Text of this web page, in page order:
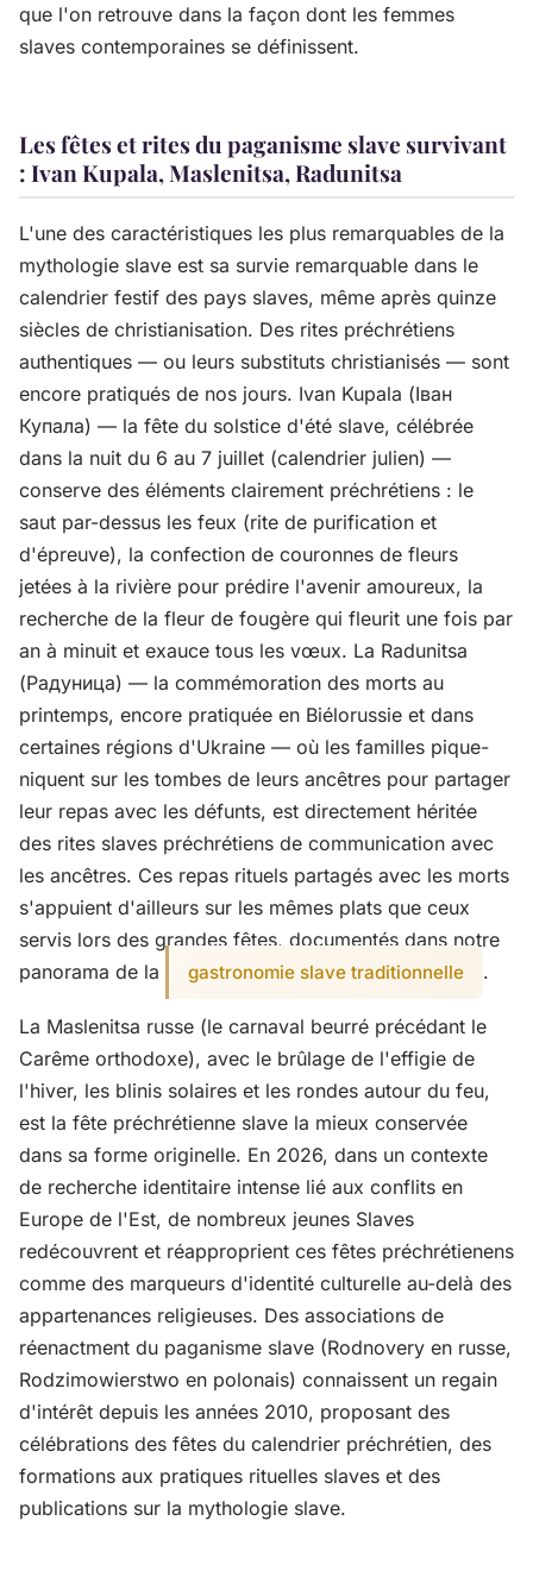
que l'on retrouve dans la façon dont les femmes
slaves contemporaines se définissent.
Les fêtes et rites du paganisme slave survivant
: Ivan Kupala, Maslenitsa, Radunitsa
L'une des caractéristiques les plus remarquables de la
mythologie slave est sa survie remarquable dans le
calendrier festif des pays slaves, même après quinze
siècles de christianisation. Des rites préchrétiens
authentiques — ou leurs substituts christianisés — sont
encore pratiqués de nos jours. Ivan Kupala (Іван
Купала) — la fête du solstice d'été slave, célébrée
dans la nuit du 6 au 7 juillet (calendrier julien) —
conserve des éléments clairement préchrétiens : le
saut par-dessus les feux (rite de purification et
d'épreuve), la confection de couronnes de fleurs
jetées à la rivière pour prédire l'avenir amoureux, la
recherche de la fleur de fougère qui fleurit une fois par
an à minuit et exauce tous les vœux. La Radunitsa
(Радуница) — la commémoration des morts au
printemps, encore pratiquée en Biélorussie et dans
certaines régions d'Ukraine — où les familles pique-
niquent sur les tombes de leurs ancêtres pour partager
leur repas avec les défunts, est directement héritée
des rites slaves préchrétiens de communication avec
les ancêtres. Ces repas rituels partagés avec les morts
s'appuient d'ailleurs sur les mêmes plats que ceux
servis lors des grandes fêtes, documentés dans notre
panorama de la
gastronomie slave traditionnelle .
La Maslenitsa russe (le carnaval beurré précédant le
Carême orthodoxe), avec le brûlage de l'effigie de
l'hiver, les blinis solaires et les rondes autour du feu,
est la fête préchrétienne slave la mieux conservée
dans sa forme originelle. En 2026, dans un contexte
de recherche identitaire intense lié aux conflits en
Europe de l'Est, de nombreux jeunes Slaves
redécouvrent et réapproprient ces fêtes préchrétienens
comme des marqueurs d'identité culturelle au-delà des
appartenances religieuses. Des associations de
réenactment du paganisme slave (Rodnovery en russe,
Rodzimowierstwo en polonais) connaissent un regain
d'intérêt depuis les années 2010, proposant des
célébrations des fêtes du calendrier préchrétien, des
formations aux pratiques rituelles slaves et des
publications sur la mythologie slave.